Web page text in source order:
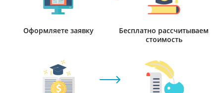
Оформляете заявку
Бесплатно рассчитываем
стоимость